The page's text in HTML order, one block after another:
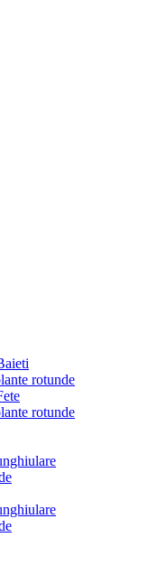
rotunde
rotunde